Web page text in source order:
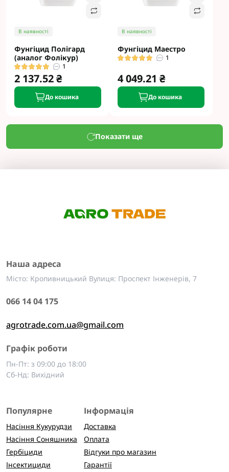
В наявності
Фунгіцид Полігард
(аналог Фолікур)
1
2 137.52 ₴
До кошика
В наявності
Фунгіцид Маестро
1
4 049.21 ₴
До кошика
Показати ще
Наша адреса
Місто: Кропивницький Вулиця: Проспект Інженерів, 7
066 14 04 175
agrotrade.com.ua@gmail.com
Графік роботи
Пн-Пт: з 09:00 до 18:00
Сб-Нд: Вихідний
Популярне
Насіння Кукурудзи
Насіння Соняшника
Гербіциди
Інсектициди
Інформація
Доставка
Оплата
Відгуки про магазин
Гарантії